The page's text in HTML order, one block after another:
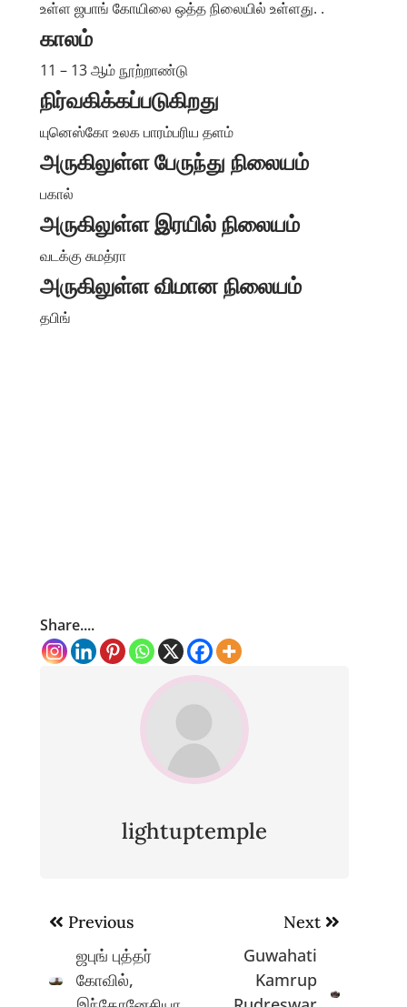
உள்ள ஜபாங் கோயிலை ஒத்த நிலையில் உள்ளது. .
காலம்
11 – 13 ஆம் நூற்றாண்டு
நிர்வகிக்கப்படுகிறது
யுனெஸ்கோ உலக பாரம்பரிய தளம்
அருகிலுள்ள பேருந்து நிலையம்
பகால்
அருகிலுள்ள இரயில் நிலையம்
வடக்கு சுமத்ரா
அருகிலுள்ள விமான நிலையம்
தபிங்
Share....
lightuptemple
Post
navigation
Previous
ஜபுங் புத்தர்
கோவில்,
Next
Guwahati
Kamrup